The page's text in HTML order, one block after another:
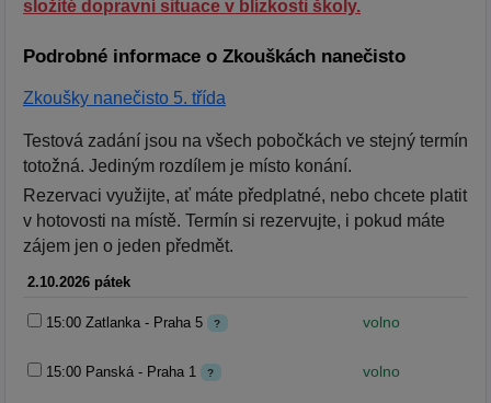
složité dopravní situace v blízkosti školy.
Podrobné informace o Zkouškách nanečisto
Zkoušky nanečisto 5. třída
Testová zadání jsou na všech pobočkách ve stejný termín
totožná. Jediným rozdílem je místo konání.
Rezervaci využijte, ať máte předplatné, nebo chcete platit
v hotovosti na místě. Termín si rezervujte, i pokud máte
zájem jen o jeden předmět.
2.10.2026 pátek
15:00 Zatlanka - Praha 5 ? volno
15:00 Panská - Praha 1 ? volno